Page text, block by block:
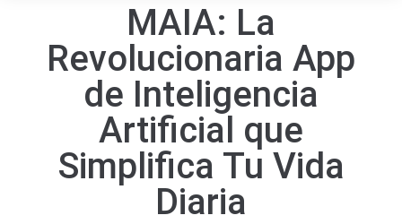
MAIA: La
Revolucionaria App
de Inteligencia
Artificial que
Simplifica Tu Vida
Diaria